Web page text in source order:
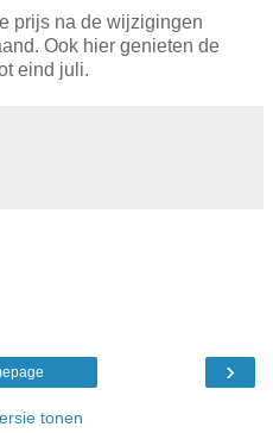
prijs na de wijzigingen
Ook hier genieten de
eind juli.
›
tonen